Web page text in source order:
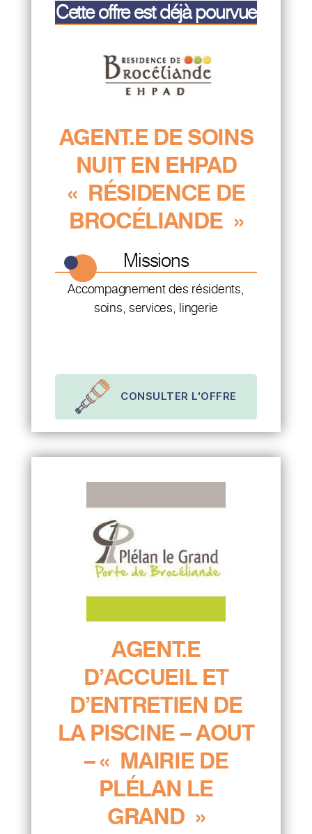
Cette offre est déjà pourvue
AGENT.E DE SOINS
NUIT EN EHPAD
« RÉSIDENCE DE
BROCÉLIANDE »
Missions
Accompagnement des résidents,
soins, services, lingerie
CONSULTER L'OFFRE
AGENT.E
D’ACCUEIL ET
D’ENTRETIEN DE
LA PISCINE – AOUT
– « MAIRIE DE
PLÉLAN LE
GRAND »